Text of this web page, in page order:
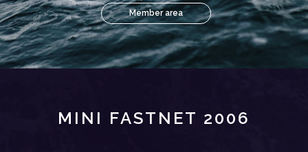
Member area
MINI FASTNET 2006